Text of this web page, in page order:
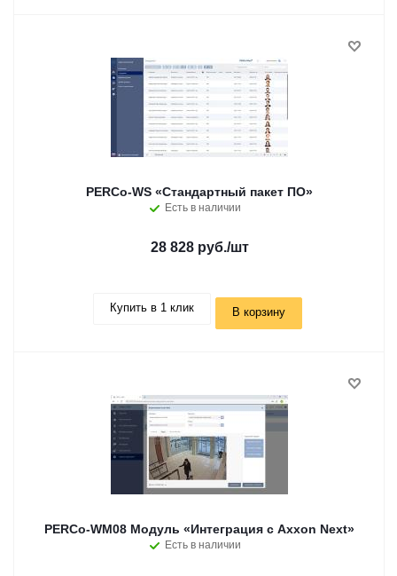
PERCo-WS «Стандартный пакет ПО»
Есть в наличии
28 828 руб./шт
Купить в 1 клик В корзину
PERCo-WM08 Модуль «Интеграция с Axxon Next»
Есть в наличии